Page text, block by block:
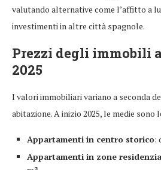
valutando alternative come l’affitto a
investimenti in altre città spagnole.
Prezzi degli immobili
2025
I valori immobiliari variano a seconda
abitazione. A inizio 2025, le medie sono
Appartamenti in centro storico:
Appartamenti in zone